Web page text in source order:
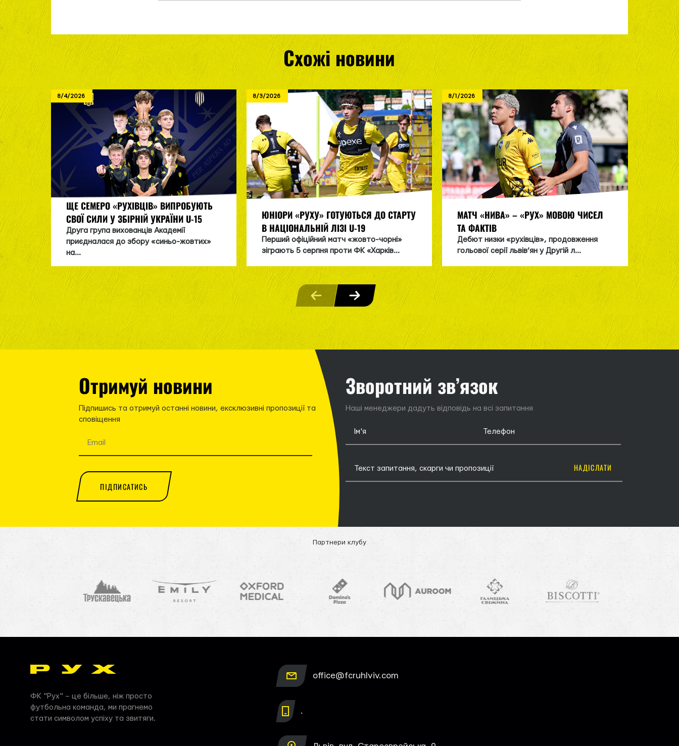
Схожі новини
8/4/2026
ЩЕ СЕМЕРО «РУХІВЦІВ» ВИПРОБУЮТЬ
СВОЇ СИЛИ У ЗБІРНІЙ УКРАЇНИ U-15
Друга група вихованців Академії
приєдналася до збору «синьо-жовтих»
на...
8/3/2026
ЮНІОРИ «РУХУ» ГОТУЮТЬСЯ ДО СТАРТУ
В НАЦІОНАЛЬНІЙ ЛІЗІ U-19
Перший офіційний матч «жовто-чорні»
зіграють 5 серпня проти ФК «Харків...
8/1/2026
МАТЧ «НИВА» – «РУХ» МОВОЮ ЧИСЕЛ
ТА ФАКТІВ
Дебют низки «рухівців», продовження
гольової серії львів’ян у Другій л...
8/1/2026
Отримуй новини
Підпишись та отримуй останні новини, ексклюзивні пропозиції та
сповіщення
ПІДПИСАТИСЬ
Зворотний зв’язок
Наші менеджери дадуть відповідь на всі запитання
НАДІСЛАТИ
Партнери клубу
ФК "Рух" – це більше, ніж просто
футбольна команда, ми прагнемо
стати символом успіху та звитяги.
office@fcruhlviv.com
.